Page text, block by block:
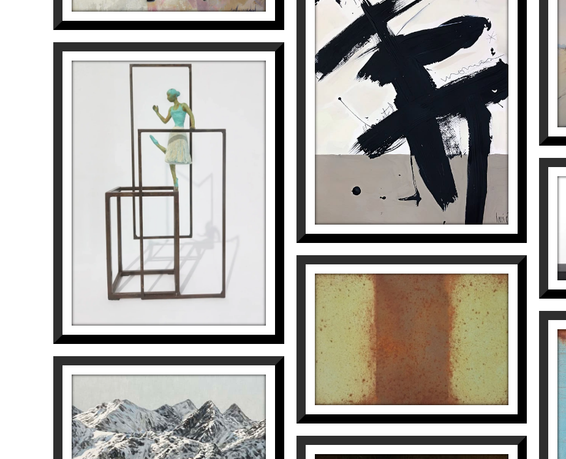
ALÍCIA ALONSO
Joan Artigas Planas
900€
ABOVE THE WHITE LIGHT
ANGELUS
Laura Iniesta
1.100
CAMPO DE COLOR
Manuel Velasco
975€